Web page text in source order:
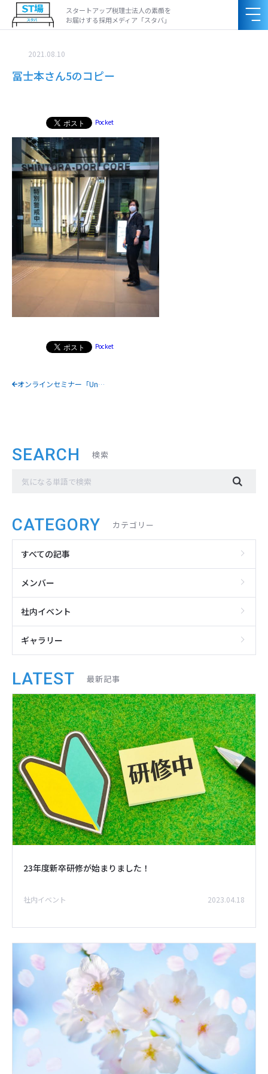
スタートアップ税理士法人の素顔を
お届けする採用メディア「スタバ」
2021.08.10
冨士本さん5のコピー
Pocket
Pocket
オンラインセミナー「Under45が集う会計事務所サロン #1」が開催されました！
SEARCH 検索
CATEGORY カテゴリー
すべての記事
メンバー
社内イベント
ギャラリー
LATEST 最新記事
23年度新卒研修が始まりました！
社内イベント 2023.04.18